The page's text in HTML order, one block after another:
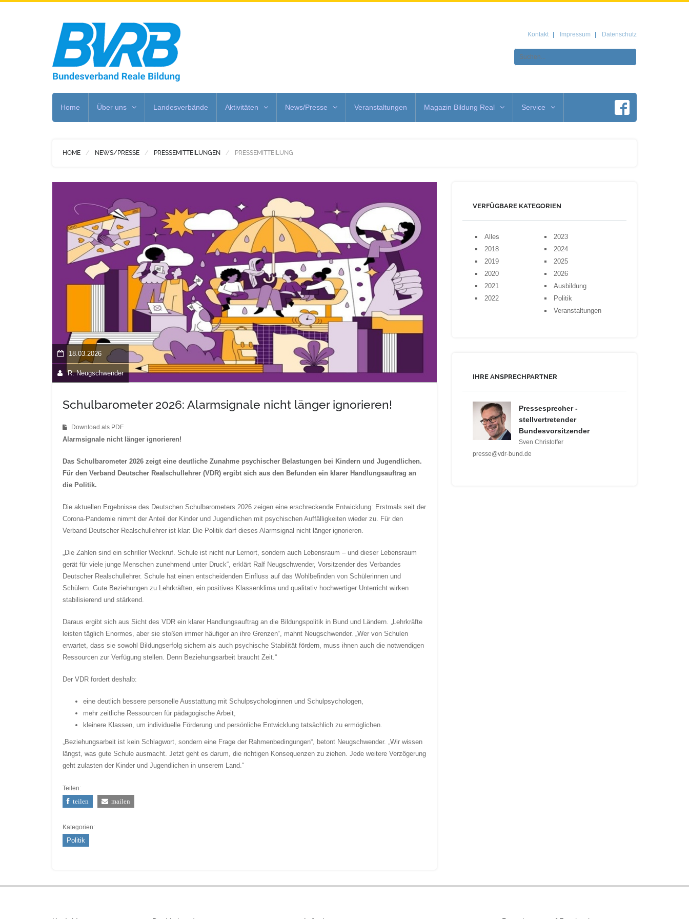
Kontakt Impressum Datenschutz
Home Über uns Landesverbände Aktivitäten News/Presse Veranstaltungen Magazin Bildung Real Service
HOME NEWS/PRESSE PRESSEMITTEILUNGEN PRESSEMITTEILUNG
18.03.2026
R. Neugschwender
Schulbarometer 2026: Alarmsignale nicht länger ignorieren!
Download als PDF
Alarmsignale nicht länger ignorieren!
Das Schulbarometer 2026 zeigt eine deutliche Zunahme psychischer Belastungen bei Kindern und Jugendlichen.
Für den Verband Deutscher Realschullehrer (VDR) ergibt sich aus den Befunden ein klarer Handlungsauftrag an
die Politik.
Die aktuellen Ergebnisse des Deutschen Schulbarometers 2026 zeigen eine erschreckende Entwicklung: Erstmals seit der
Corona-Pandemie nimmt der Anteil der Kinder und Jugendlichen mit psychischen Auffälligkeiten wieder zu. Für den
Verband Deutscher Realschullehrer ist klar: Die Politik darf dieses Alarmsignal nicht länger ignorieren.
„Die Zahlen sind ein schriller Weckruf. Schule ist nicht nur Lernort, sondern auch Lebensraum – und dieser Lebensraum
gerät für viele junge Menschen zunehmend unter Druck“, erklärt Ralf Neugschwender, Vorsitzender des Verbandes
Deutscher Realschullehrer. Schule hat einen entscheidenden Einfluss auf das Wohlbefinden von Schülerinnen und
Schülern. Gute Beziehungen zu Lehrkräften, ein positives Klassenklima und qualitativ hochwertiger Unterricht wirken
stabilisierend und stärkend.
Daraus ergibt sich aus Sicht des VDR ein klarer Handlungsauftrag an die Bildungspolitik in Bund und Ländern. „Lehrkräfte
leisten täglich Enormes, aber sie stoßen immer häufiger an ihre Grenzen“, mahnt Neugschwender. „Wer von Schulen
erwartet, dass sie sowohl Bildungserfolg sichern als auch psychische Stabilität fördern, muss ihnen auch die notwendigen
Ressourcen zur Verfügung stellen. Denn Beziehungsarbeit braucht Zeit.“
Der VDR fordert deshalb:
eine deutlich bessere personelle Ausstattung mit Schulpsychologinnen und Schulpsychologen,
mehr zeitliche Ressourcen für pädagogische Arbeit,
kleinere Klassen, um individuelle Förderung und persönliche Entwicklung tatsächlich zu ermöglichen.
„Beziehungsarbeit ist kein Schlagwort, sondern eine Frage der Rahmenbedingungen“, betont Neugschwender. „Wir wissen
längst, was gute Schule ausmacht. Jetzt geht es darum, die richtigen Konsequenzen zu ziehen. Jede weitere Verzögerung
geht zulasten der Kinder und Jugendlichen in unserem Land.“
Teilen:
teilen mailen
Kategorien:
Politik
VERFÜGBARE KATEGORIEN
Alles
2018
2019
2020
2021
2022
2023
2024
2025
2026
Ausbildung
Politik
Veranstaltungen
IHRE ANSPRECHPARTNER
Pressesprecher -
stellvertretender
Bundesvorsitzender
Sven Christoffer
presse@vdr-bund.de